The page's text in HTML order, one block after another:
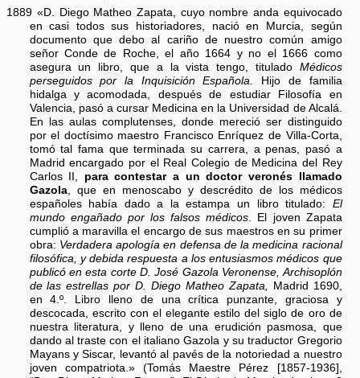
1889 «D. Diego Matheo Zapata, cuyo nombre anda equivocado
en casi todos sus historiadores, nació en Murcia, según
documento que debo al cariño de nuestro común amigo
señor Conde de Roche, el año 1664 y no el 1666 como
asegura un libro, que a la vista tengo, titulado Médicos
perseguidos por la Inquisición Española.
Hijo de familia
hidalga y acomodada, después de estudiar Filosofía en
Valencia, pasó a cursar Medicina en la Universidad de Alcalá.
En las aulas complutenses, donde mereció ser distinguido
por el doctísimo maestro Francisco Enríquez de Villa-Corta,
tomó tal fama que terminada su carrera, a penas, pasó a
Madrid encargado por el Real Colegio de Medicina del Rey
Carlos II, para contestar a un doctor veronés llamado
Gazola, que en menoscabo y descrédito de los médicos
españoles había dado a la estampa un libro titulado: El
mundo engañado por los falsos médicos . El joven Zapata
cumplió a maravilla el encargo de sus maestros en su primer
obra: Verdadera apología en defensa de la medicina racional
filosófica, y debida respuesta a los entusiasmos médicos que
publicó en esta corte D. José Gazola Veronense, Archisoplón
de las estrellas por D. Diego Matheo Zapata,
Madrid 1690,
en 4.º. Libro lleno de una crítica punzante, graciosa y
descocada, escrito con el elegante estilo del siglo de oro de
nuestra literatura, y lleno de una erudición pasmosa, que
dando al traste con el italiano Gazola y su traductor Gregorio
Mayans y Siscar, levantó al pavés de la notoriedad a nuestro
joven compatriota.» (Tomás Maestre Pérez [1857-1936],